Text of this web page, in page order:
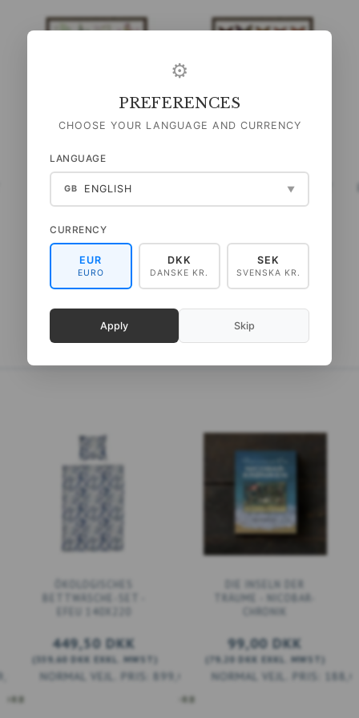
KRÄUTER - PLAKAT A2
99,00 DKK
79,20 DKK EXKL. MWST
SCHMETTERLINGE - PLAKAT
79,20 DKK EXKL. MWST
IN DEN WARENKORB
IN DEN WARENKORB
DKK
ÖKOLOGISCHES
BETTWÄSCHE-SET -
EFEU 140X220
449,50 DKK
359,60 DKK EXKL. MWST
899,00 DKK
DIE INSELN DER
TRÄUME - NICOBAR-
CHRONIK
99,00 DKK
79,20 DKK EXKL. MWST
IN DEN WARENKORB
⚙
PREFERENCES
CHOOSE YOUR LANGUAGE AND CURRENCY
LANGUAGE
GB ENGLISH ▼
CURRENCY
EUR
EURO
DKK
DANSKE KR.
SEK
SVENSKA KR.
Apply Skip